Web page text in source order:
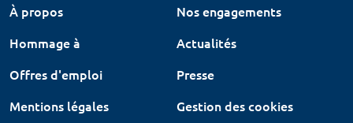
À propos
Nos engagements
Hommage à
Actualités
Offres d'emploi
Presse
Mentions légales
Gestion des cookies